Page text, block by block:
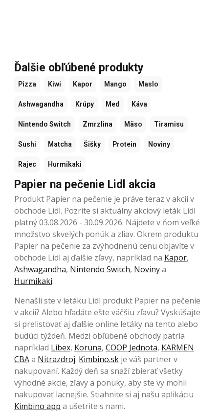
Ďalšie obľúbené produkty
Pizza Kiwi Kapor Mango Maslo
Ashwagandha Krúpy Med Káva
Nintendo Switch Zmrzlina Mäso Tiramisu
Sushi Matcha Šišky Protein Noviny
Rajec Hurmikaki
Papier na pečenie Lidl akcia
Produkt Papier na pečenie je práve teraz v akcii v
obchode Lidl. Pozrite si aktuálny akciový leták Lidl
platný 03.08.2026 - 30.09.2026. Nájdete v ňom veľké
množstvo skvelých ponúk a zliav. Okrem produktu
Papier na pečenie za zvýhodnenú cenu objavíte v
obchode Lidl aj ďalšie zľavy, napríklad na Kapor,
Ashwagandha, Nintendo Switch, Novinya
Hurmikaki.
Nenašli ste v letáku Lidl produkt Papier na pečenie
v akcii? Alebo hľadáte ešte väčšiu zľavu? Vyskúšajte
si prelistovať aj ďalšie online letáky na tento alebo
budúci týždeň. Medzi obľúbené obchody patria
napríklad Libex, Koruna, COOP Jednota, KARMEN
CBAa Nitrazdroj. Kimbino.sk je váš partner v
nakupovaní. Každý deň sa snaží zbierať všetky
výhodné akcie, zľavy a ponuky, aby ste vy mohli
nakupovať lacnejšie. Stiahnite si aj našu aplikáciu
Kimbino app a ušetrite s nami.